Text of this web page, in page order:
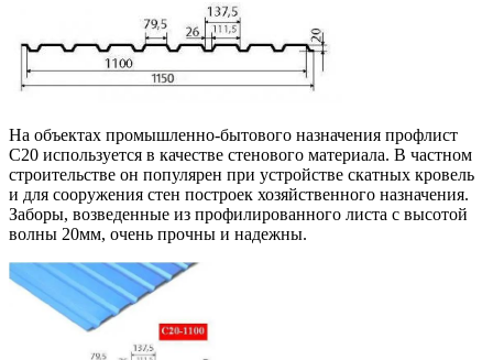
На объектах промышленно-бытового назначения профлист
С20 используется в качестве стенового материала. В частном
строительстве он популярен при устройстве скатных кровель
и для сооружения стен построек хозяйственного назначения.
Заборы, возведенные из профилированного листа с высотой
волны 20мм, очень прочны и надежны.